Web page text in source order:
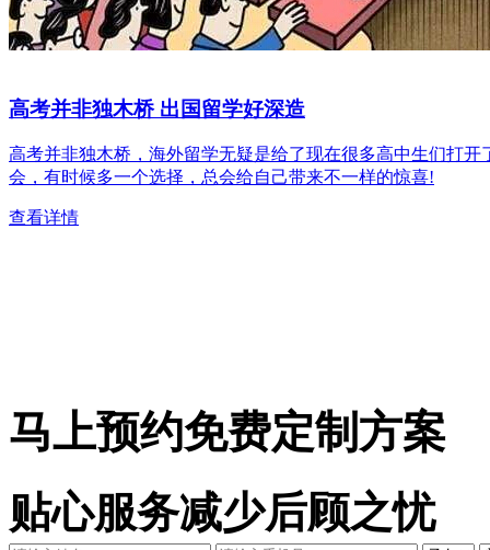
高考并非独木桥 出国留学好深造
高考并非独木桥，海外留学无疑是给了现在很多高中生们打
会，有时候多一个选择，总会给自己带来不一样的惊喜!
查看详情
马上预约免费定制方案
贴心服务减少后顾之忧